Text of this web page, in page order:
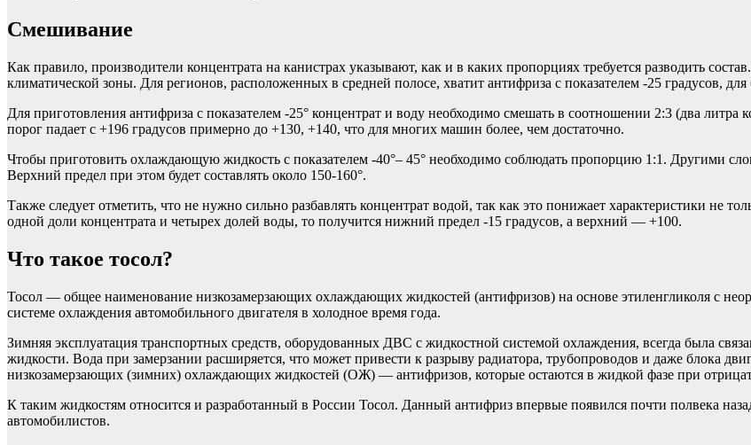
Смешивание
Как правило, производители концентрата на канистрах указывают, как и в каких пропорциях требуется разводить
климатической зоны. Для регионов, расположенных в средней полосе, хватит антифриза с показателем -25 градусов,
Для приготовления антифриза с показателем -25° концентрат и воду необходимо смешать в соотношении 2:3 (два
порог падает с +196 градусов примерно до +130, +140, что для многих машин более, чем достаточно.
Чтобы приготовить охлаждающую жидкость с показателем -40°– 45° необходимо соблюдать пропорцию 1:1. Другими
Верхний предел при этом будет составлять около 150-160°.
Также следует отметить, что не нужно сильно разбавлять концентрат водой, так как это понижает характеристики не
одной доли концентрата и четырех долей воды, то получится нижний предел -15 градусов, а верхний — +100.
Что такое тосол?
Тосол — общее наименование низкозамерзающих охлаждающих жидкостей (антифризов) на основе этиленгликоля с
системе охлаждения автомобильного двигателя в холодное время года.
Зимняя эксплуатация транспортных средств, оборудованных ДВС с жидкостной системой охлаждения, всегда была
жидкости. Вода при замерзании расширяется, что может привести к разрыву радиатора, трубопроводов и даже блока
низкозамерзающих (зимних) охлаждающих жидкостей (ОЖ) — антифризов, которые остаются в жидкой фазе при
К таким жидкостям относится и разработанный в России Тосол. Данный антифриз впервые появился почти полвека
автомобилистов.